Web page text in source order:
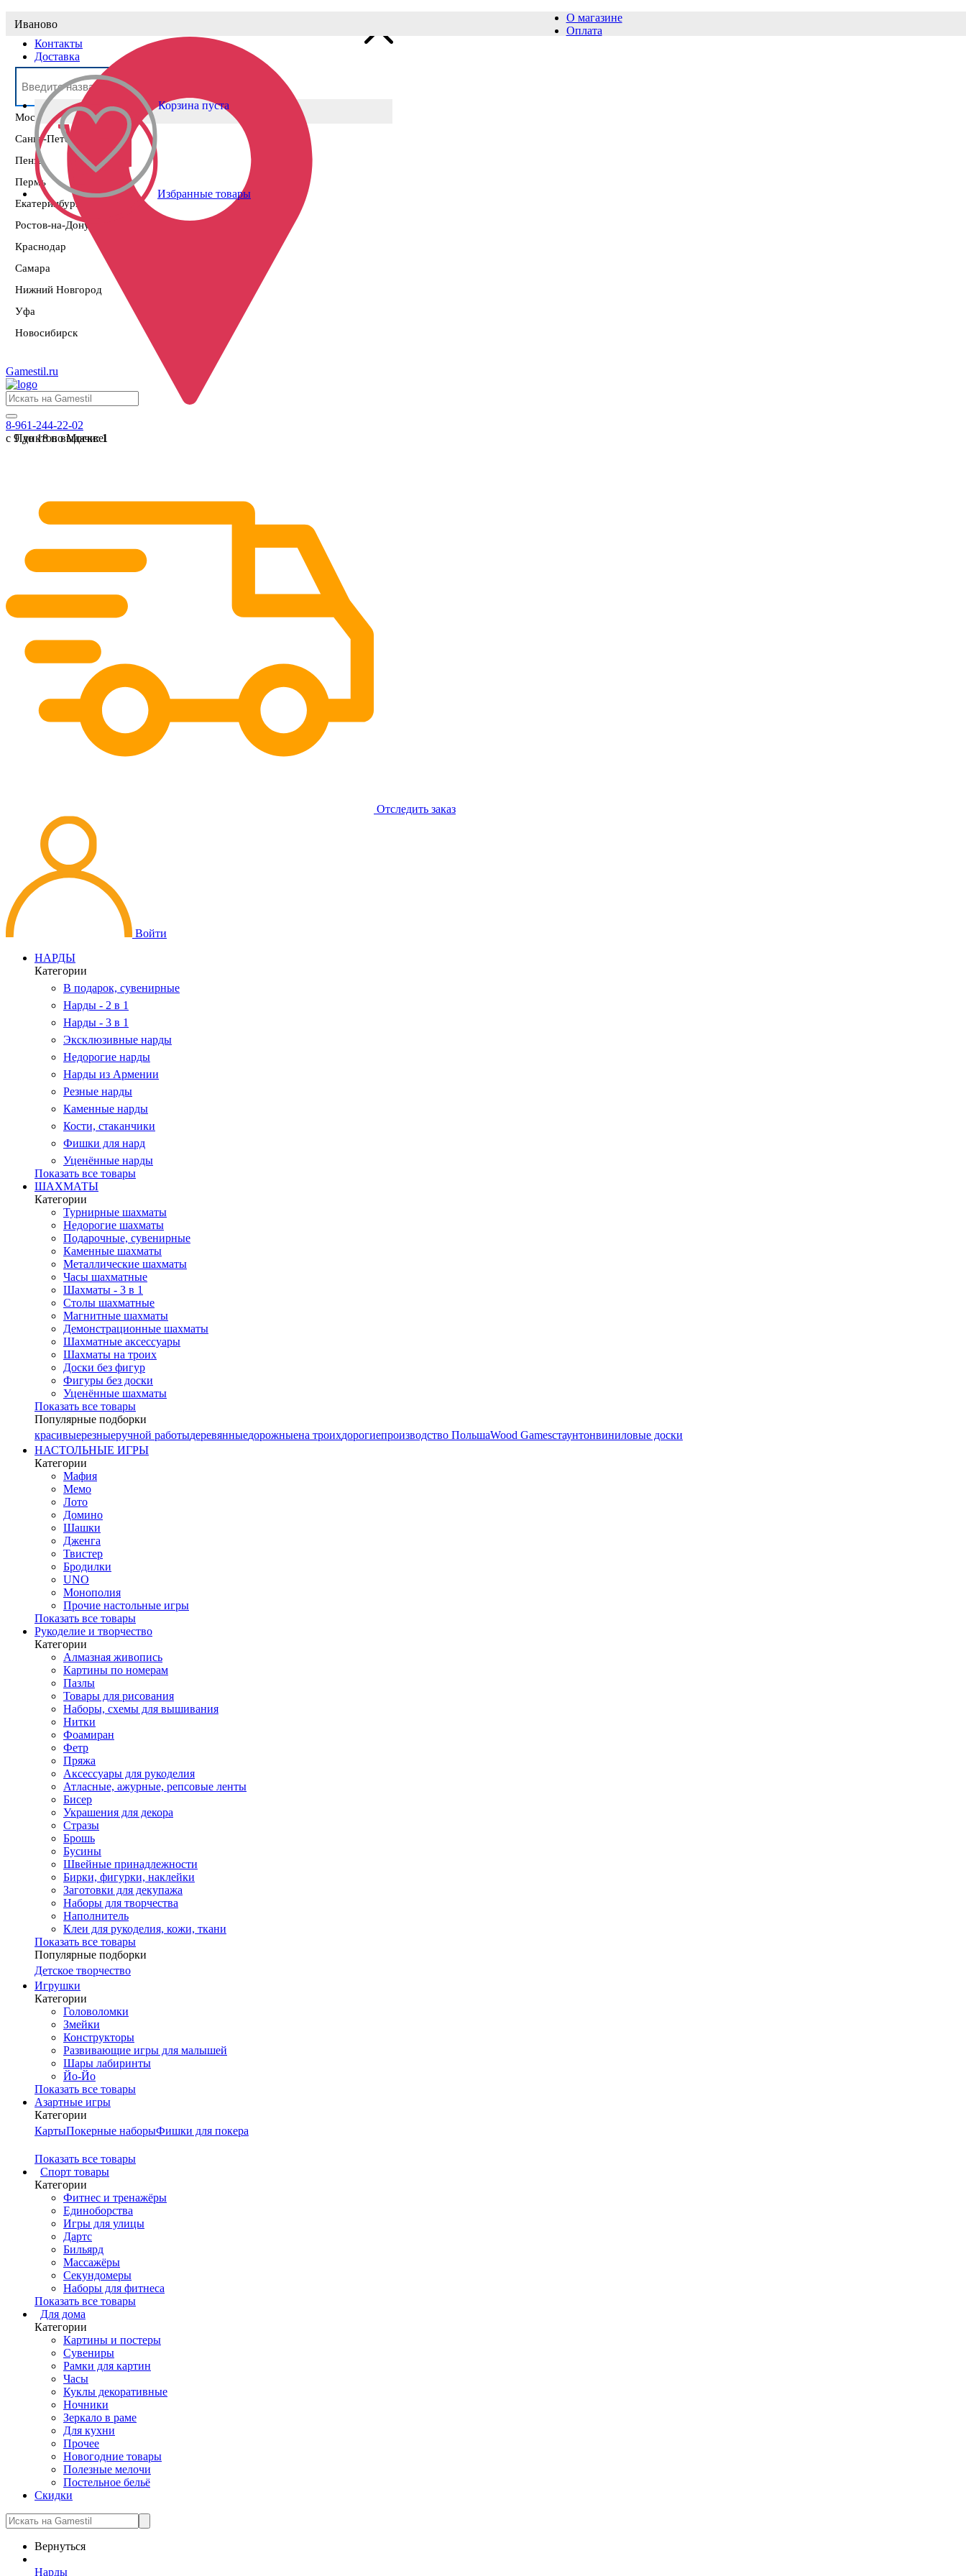
Выберите населённый пункт
Москва
Санкт-Петербург
Пенза
Пермь
Екатеринбург
Ростов-на-Дону
Краснодар
Самара
Нижний Новгород
Уфа
Новосибирск
Иваново
Пунктов выдачи:1
О магазине
Оплата
Контакты
Доставка
Избранные товары
Корзина пуста
Gamestil.ru
8-961-244-22-02
с 9 до 18 по Москве
Отследить заказ
Войти
НАРДЫ
Категории
В подарок, сувенирные
Нарды - 2 в 1
Нарды - 3 в 1
Эксклюзивные нарды
Недорогие нарды
Нарды из Армении
Резные нарды
Каменные нарды
Кости, стаканчики
Фишки для нард
Уценённые нарды
Показать все товары
ШАХМАТЫ
Категории
Турнирные шахматы
Недорогие шахматы
Подарочные, сувенирные
Каменные шахматы
Металлические шахматы
Часы шахматные
Шахматы - 3 в 1
Столы шахматные
Магнитные шахматы
Демонстрационные шахматы
Шахматные аксессуары
Шахматы на троих
Доски без фигур
Фигуры без доски
Уценённые шахматы
Показать все товары
Популярные подборки
красивыерезныеручной работыдеревянныедорожныена троихдорогиепроизводство ПольшаWood Gamesстаунтонвиниловые доски
НАСТОЛЬНЫЕ ИГРЫ
Категории
Мафия
Мемо
Лото
Домино
Шашки
Дженга
Твистер
Бродилки
UNO
Монополия
Прочие настольные игры
Показать все товары
Рукоделие и творчество
Категории
Алмазная живопись
Картины по номерам
Пазлы
Товары для рисования
Наборы, схемы для вышивания
Нитки
Фоамиран
Фетр
Пряжа
Аксессуары для рукоделия
Атласные, ажурные, репсовые ленты
Бисер
Украшения для декора
Стразы
Брошь
Бусины
Швейные принадлежности
Бирки, фигурки, наклейки
Заготовки для декупажа
Наборы для творчества
Наполнитель
Клеи для рукоделия, кожи, ткани
Показать все товары
Популярные подборки
Детское творчество
Игрушки
Категории
Головоломки
Змейки
Конструкторы
Развивающие игры для малышей
Шары лабиринты
Йо-Йо
Показать все товары
Азартные игры
Категории
КартыПокерные наборыФишки для покера
Показать все товары
Cпорт товары
Категории
Фитнес и тренажёры
Единоборства
Игры для улицы
Дартс
Бильярд
Массажёры
Секундомеры
Наборы для фитнеса
Показать все товары
Для дома
Категории
Картины и постеры
Сувениры
Рамки для картин
Часы
Куклы декоративные
Ночники
Зеркало в раме
Для кухни
Прочее
Новогодние товары
Полезные мелочи
Постельное бельё
Скидки
Вернуться
Нарды